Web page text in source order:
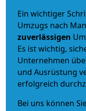
Ein wichtiger
Umzugs nach
zuverlässigen
Es ist wichtig,
Unternehmen
und Ausrüstung
erfolgreich
Bei uns können